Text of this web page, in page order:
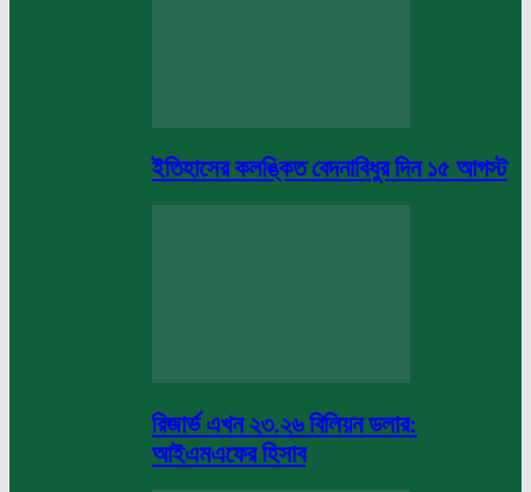
ইতিহাসের কলঙ্কিত বেদনাবিধুর দিন ১৫ আগস্ট
রিজার্ভ এখন ২৩.২৬ বিলিয়ন ডলার:
আইএমএফের হিসাব